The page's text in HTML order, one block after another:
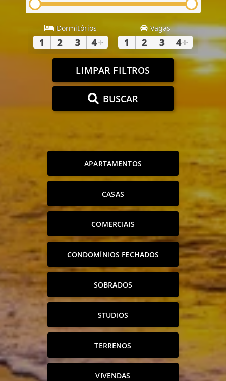
Dormitórios
1 2 3 4+
Vagas
1 2 3 4+
LIMPAR FILTROS
BUSCAR
APARTAMENTOS
CASAS
COMERCIAIS
CONDOMÍNIOS FECHADOS
SOBRADOS
STUDIOS
TERRENOS
VIVENDAS